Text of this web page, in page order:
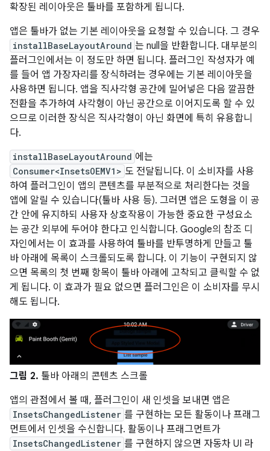
확장된 레이아웃은 툴바를 포함하게 됩니다.
앱은 툴바가 없는 기본 레이아웃을 요청할 수 있습니다. 그 경우
installBaseLayoutAround 는 null을 반환합니다. 대부분의
플러그인에서는 이 정도만 하면 됩니다. 플러그인 작성자가 예
를 들어 앱 가장자리를 장식하려는 경우에는 기본 레이아웃을
사용하면 됩니다. 앱을 직사각형 공간에 밀어넣은 다음 깔끔한
전환을 추가하여 사각형이 아닌 공간으로 이어지도록 할 수 있
으므로 이러한 장식은 직사각형이 아닌 화면에 특히 유용합니
다.
installBaseLayoutAround 에는
Consumer<InsetsOEMV1> 도 전달됩니다. 이 소비자를 사용
하여 플러그인이 앱의 콘텐츠를 부분적으로 처리한다는 것을
앱에 알릴 수 있습니다(툴바 사용 등). 그러면 앱은 도형을 이 공
간 안에 유지하되 사용자 상호작용이 가능한 중요한 구성요소
는 공간 외부에 두어야 한다고 인식합니다. Google의 참조 디
자인에서는 이 효과를 사용하여 툴바를 반투명하게 만들고 툴
바 아래에 목록이 스크롤되도록 합니다. 이 기능이 구현되지 않
으면 목록의 첫 번째 항목이 툴바 아래에 고착되고 클릭할 수 없
게 됩니다. 이 효과가 필요 없으면 플러그인은 이 소비자를 무시
해도 됩니다.
그림 2. 툴바 아래의 콘텐츠 스크롤
앱의 관점에서 볼 때, 플러그인이 새 인셋을 보내면 앱은
InsetsChangedListener 를 구현하는 모든 활동이나 프래그
먼트에서 인셋을 수신합니다. 활동이나 프래그먼트가
InsetsChangedListener 를 구현하지 않으면 자동차 UI 라